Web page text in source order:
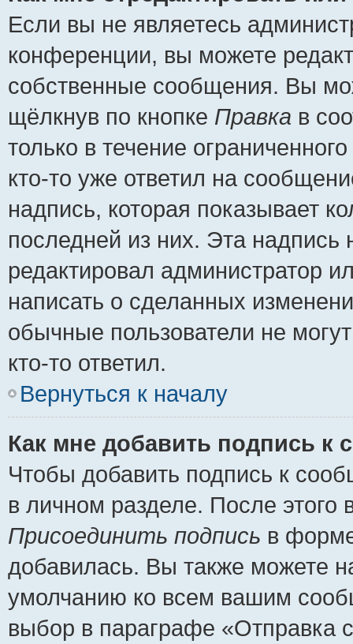
Если вы не являетесь
конференции, вы можете
собственные сообщения. Вы
щёлкнув по кнопке Правка в
только в течение
кто-то уже ответил на
надпись, которая показывает
последней из них. Эта
редактировал администратор
написать о сделанных
обычные пользователи не
кто-то ответил.
Вернуться к началу
Как мне добавить подпись к
Чтобы добавить подпись к
в личном разделе. После
Присоединить подпись в
добавилась. Вы также можете
умолчанию ко всем вашим
выбор в параграфе «Отправка